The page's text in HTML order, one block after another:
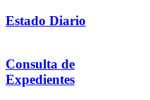
Estado Diario
Consulta de
Expedientes